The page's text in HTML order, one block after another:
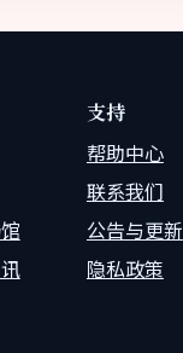
支持
帮助中心
联系我们
公告与更新
隐私政策